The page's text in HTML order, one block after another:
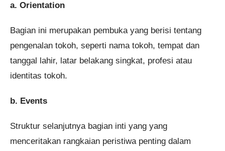
a. Orientation
Bagian ini merupakan pembuka yang berisi tentang
pengenalan tokoh, seperti nama tokoh, tempat dan
tanggal lahir, latar belakang singkat, profesi atau
identitas tokoh.
b. Events
Struktur selanjutnya bagian inti yang yang
menceritakan rangkaian peristiwa penting dalam